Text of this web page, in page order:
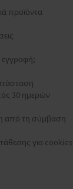
προϊόντα
εγγραφή;
30 ημερών
από τη σύμβαση
για cookies